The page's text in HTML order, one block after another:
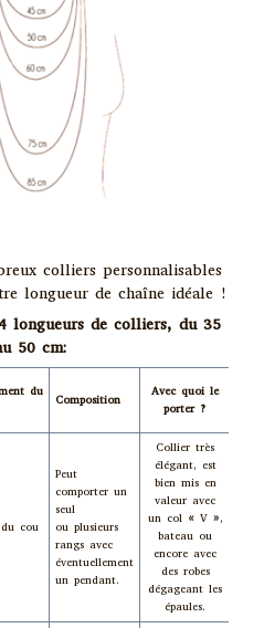
colliers personnalisables
longueur de chaîne idéale !
longueurs de colliers, du 35
50 cm:
du
Composition
Avec quoi le
porter ?
cou
Peut
comporter un
seul
ou plusieurs
rangs avec
éventuellement
un pendant.
Collier très
élégant, est
bien mis en
valeur avec
un col « V »,
bateau ou
encore avec
des robes
dégageant les
épaules.